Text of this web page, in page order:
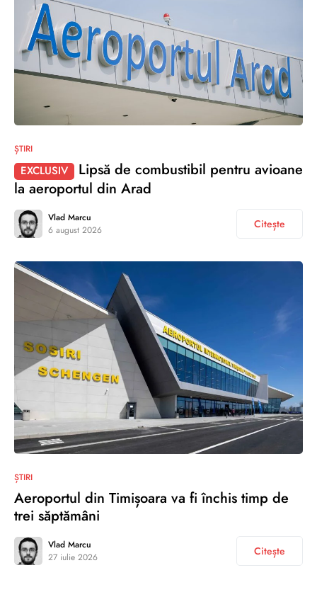
ȘTIRI
EXCLUSIV
Lipsă de combustibil pentru avioane
la aeroportul din Arad
Vlad Marcu
6 august 2026
Citește
ȘTIRI
Aeroportul din Timișoara va fi închis timp de
trei săptămâni
Vlad Marcu
27 iulie 2026
Citește